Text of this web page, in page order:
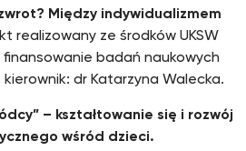
Między indywidualizmem
realizowany ze środków UKSW
badań naukowych
dr Katarzyna Walecka.
– kształtowanie się i rozwój
wśród dzieci.